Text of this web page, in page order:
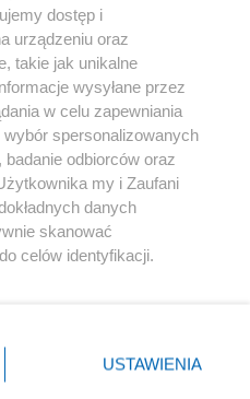
Instagram Youtube
dostęp i
urządzeniu oraz
takie jak unikalne
wysyłane przez
w celu zapewniania
spersonalizowanych
odbiorców oraz
my i Zaufani
danych
skanować
celów identyfikacji.
ustawień prywatności
rogu strony
USTAWIENIA